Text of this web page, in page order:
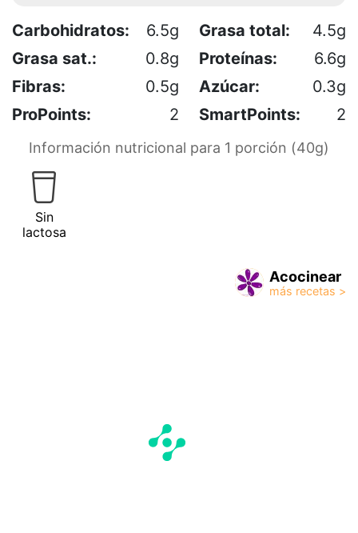
Carbohidratos: 6.5g Grasa total:
4.5g
Grasa sat.:
0.8g Proteínas:
6.6g
Fibras:
0.5g Azúcar:
0.3g
ProPoints:
2 SmartPoints: 2
Información nutricional para 1 porción (40g)
Sin
lactosa
Acocinear